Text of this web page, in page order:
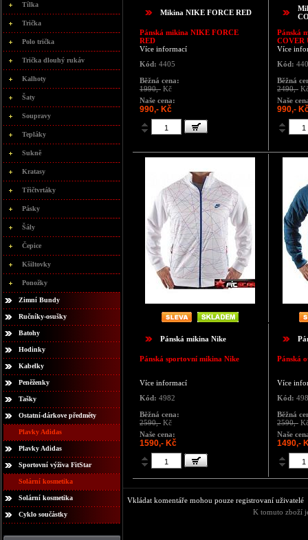
Tílka
Trička
Polo trička
Trička dlouhý rukáv
Kalhoty
Šaty
Soupravy
Tepláky
Sukně
Kratasy
Třičtvrtáky
Pásky
Šály
Čepice
Kšiltovky
Ponožky
Zimní Bundy
Ručníky-osušky
Batohy
Hodinky
Kabelky
Peněženky
Tašky
Ostatní-dárkove předměty
Plavky Adidas
Plavky Adidas
Sportovní výživa FitStar
Solární kosmetika
Solární kosmetika
Cyklo součástky
Mikina NIKE FORCE RED
Pánská mikina NIKE FORCE
RED
Více informací
Kód: 4405
Běžná cena:
1990,- Kč
Naše cena:
990,- Kč
Pánská
COVER
Více
Kód:
Běžná
2490,-
Naše
990,-
Pánská mikina Nike
Pánská sportovní mikina Nike
Více informací
Kód: 4982
Běžná cena:
2590,- Kč
Naše cena:
1590,- Kč
Pánská
Více
Kód:
Běžná
2590,-
Naše
1490,-
Vkládat komentáře mohou pouze registrovaní uživatelé
K tomuto zboží